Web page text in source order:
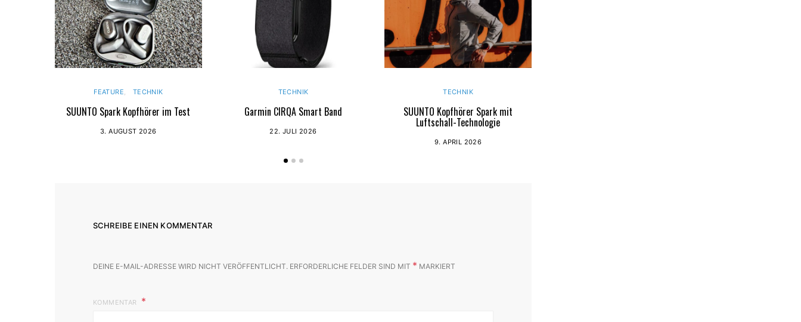
FEATURE TECHNIK
SUUNTO Spark Kopfhörer im Test
3. AUGUST 2026
TECHNIK
Garmin CIRQA Smart Band
22. JULI 2026
TECHNIK
SUUNTO Kopfhörer Spark mit
Luftschall-Technologie
9. APRIL 2026
SCHREIBE EINEN KOMMENTAR
DEINE E-MAIL-ADRESSE WIRD NICHT VERÖFFENTLICHT. ERFORDERLICHE FELDER SIND MIT * MARKIERT
KOMMENTAR